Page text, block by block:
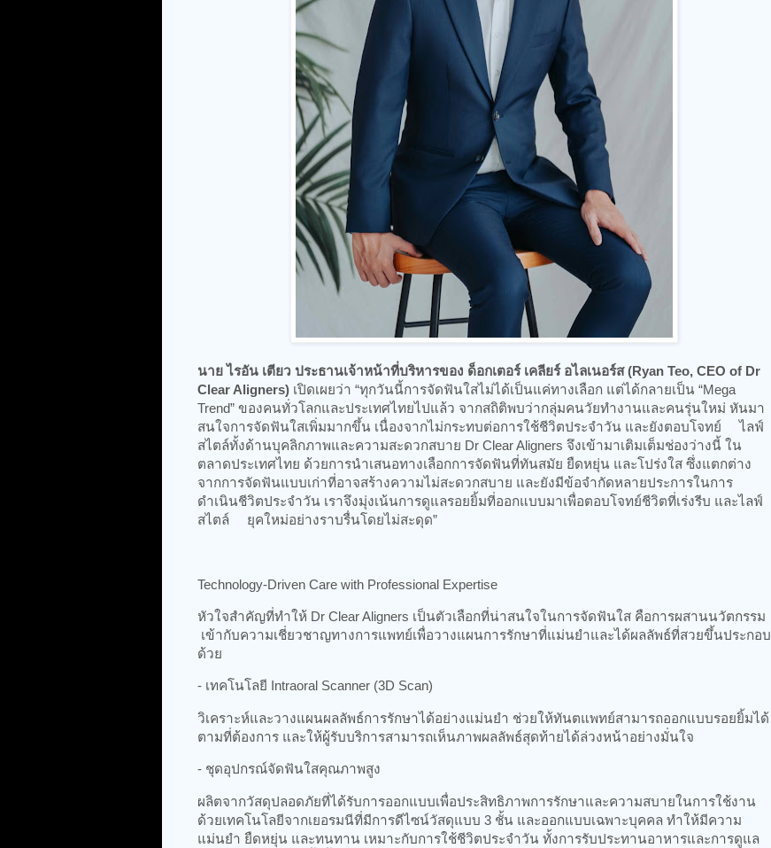
นาย ไรอัน เตียว ประธานเจ้าหน้าที่บริหารของ ด็อกเตอร์ เคลียร์ อไลเนอร์ส (Ryan Teo, CEO of Dr
Clear Aligners) เปิดเผยว่า “ทุกวันนี้การจัดฟันใสไม่ได้เป็นแค่ทางเลือก แต่ได้กลายเป็น “Mega
Trend” ของคนทั่วโลกและประเทศไทยไปแล้ว จากสถิติพบว่ากลุ่มคนวัยทำงานและคนรุ่นใหม่ หันมา
สนใจการจัดฟันใสเพิ่มมากขึ้น เนื่องจากไม่กระทบต่อการใช้ชีวิตประจำวัน และยังตอบโจทย์ ไลฟ์
สไตล์ทั้งด้านบุคลิกภาพและความสะดวกสบาย Dr Clear Aligners จึงเข้ามาเติมเต็มช่องว่างนี้ ใน
ตลาดประเทศไทย ด้วยการนำเสนอทางเลือกการจัดฟันที่ทันสมัย ยืดหยุ่น และโปร่งใส ซึ่งแตกต่าง
จากการจัดฟันแบบเก่าที่อาจสร้างความไม่สะดวกสบาย และยังมีข้อจำกัดหลายประการในการ
ดำเนินชีวิตประจำวัน เราจึงมุ่งเน้นการดูแลรอยยิ้มที่ออกแบบมาเพื่อตอบโจทย์ชีวิตที่เร่งรีบ และไลฟ์
สไตล์ ยุคใหม่อย่างราบรื่นโดยไม่สะดุด”
Technology-Driven Care with Professional Expertise
หัวใจสำคัญที่ทำให้ Dr Clear Aligners เป็นตัวเลือกที่น่าสนใจในการจัดฟันใส คือการผสานนวัตกรรม
เข้ากับความเชี่ยวชาญทางการแพทย์เพื่อวางแผนการรักษาที่แม่นยำและได้ผลลัพธ์ที่สวยขึ้นประกอบ
ด้วย
- เทคโนโลยี Intraoral Scanner (3D Scan)
วิเคราะห์และวางแผนผลลัพธ์การรักษาได้อย่างแม่นยำ ช่วยให้ทันตแพทย์สามารถออกแบบรอยยิ้มได้
ตามที่ต้องการ และให้ผู้รับบริการสามารถเห็นภาพผลลัพธ์สุดท้ายได้ล่วงหน้าอย่างมั่นใจ
- ชุดอุปกรณ์จัดฟันใสคุณภาพสูง
ผลิตจากวัสดุปลอดภัยที่ได้รับการออกแบบเพื่อประสิทธิภาพการรักษาและความสบายในการใช้งาน
ด้วยเทคโนโลยีจากเยอรมนีที่มีการดีไซน์วัสดุแบบ 3 ชั้น และออกแบบเฉพาะบุคคล ทำให้มีความ
แม่นยำ ยืดหยุ่น และทนทาน เหมาะกับการใช้ชีวิตประจำวัน ทั้งการรับประทานอาหารและการดูแล